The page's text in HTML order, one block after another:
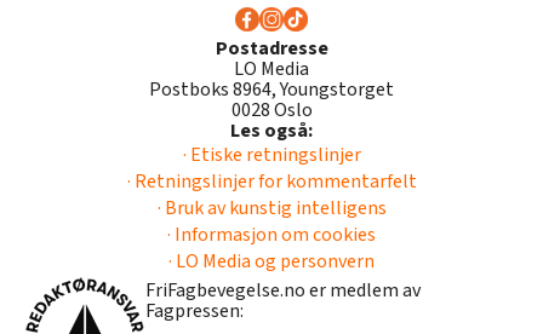
Postadresse
LO Media
Postboks 8964, Youngstorget
0028 Oslo
Les også:
· Etiske retningslinjer
· Retningslinjer for kommentarfelt
· Bruk av kunstig intelligens
· Informasjon om cookies
· LO Media og personvern
FriFagbevegelse.no er medlem av
Fagpressen: